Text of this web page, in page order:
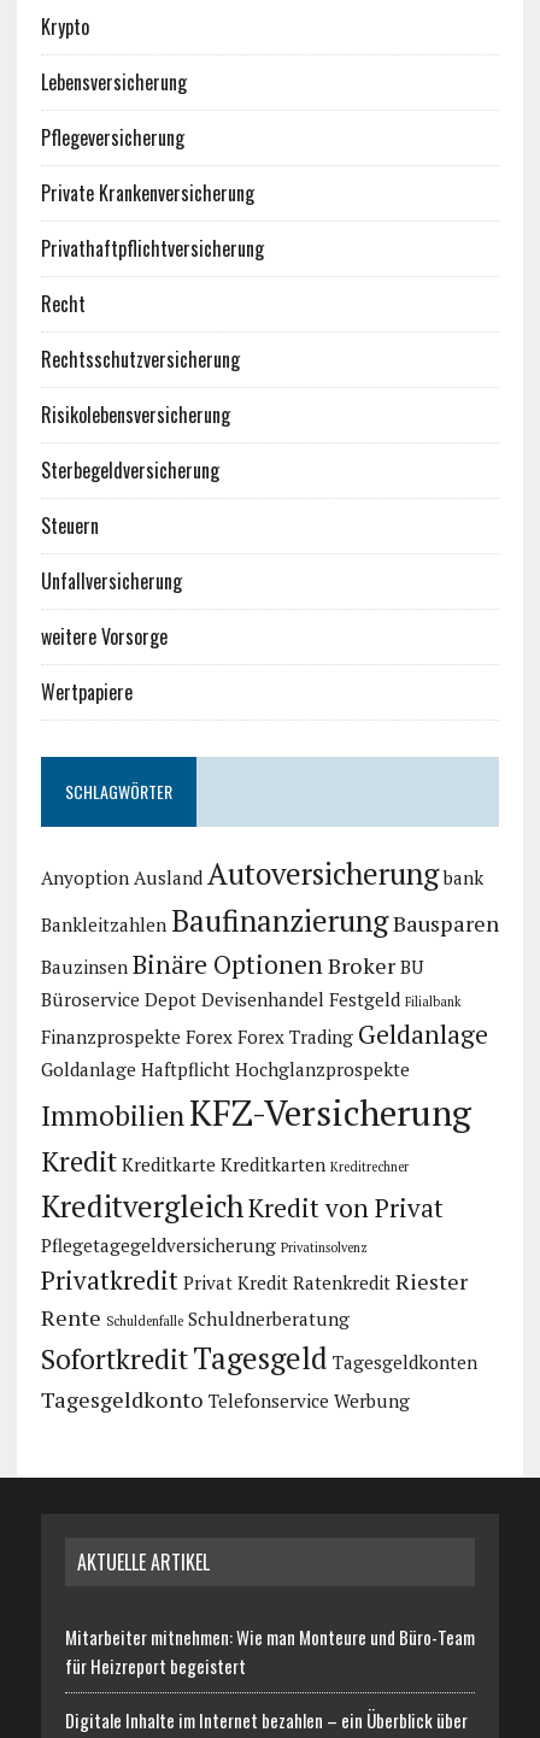
Krypto
Lebensversicherung
Pflegeversicherung
Private Krankenversicherung
Privathaftpflichtversicherung
Recht
Rechtsschutzversicherung
Risikolebensversicherung
Sterbegeldversicherung
Steuern
Unfallversicherung
weitere Vorsorge
Wertpapiere
SCHLAGWÖRTER
Anyoption Ausland Autoversicherung bank
Bankleitzahlen BaufinanzierungBausparen
Bauzinsen Binäre OptionenBroker BU
Büroservice Depot Devisenhandel Festgeld Filialbank
Finanzprospekte Forex Forex Trading Geldanlage
Goldanlage Haftpflicht Hochglanzprospekte
ImmobilienKFZ-Versicherung
Kredit Kreditkarte Kreditkarten Kreditrechner
KreditvergleichKredit von Privat
Pflegetagegeldversicherung Privatinsolvenz
Privatkredit Privat Kredit Ratenkredit Riester
Rente Schuldenfalle Schuldnerberatung
SofortkreditTagesgeld Tagesgeldkonten
Tagesgeldkonto Telefonservice Werbung
AKTUELLE ARTIKEL
Mitarbeiter mitnehmen: Wie man Monteure und Büro-Team
für Heizreport begeistert
Digitale Inhalte im Internet bezahlen – ein Überblick über